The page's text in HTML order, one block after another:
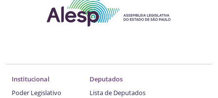
Institucional
Poder Legislativo
Deputados
Lista de Deputados